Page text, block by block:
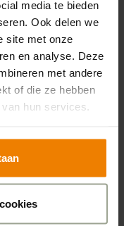
media te bieden
Ook delen we
site met onze
en analyse. Deze
met andere
of die ze hebben
hun services.
smeren en
bij mij op!” De
tijdens hun
echte ijsco-kar.
alles genoten,
vrijwilligers en
overkant zaten
ook even
weer weg: